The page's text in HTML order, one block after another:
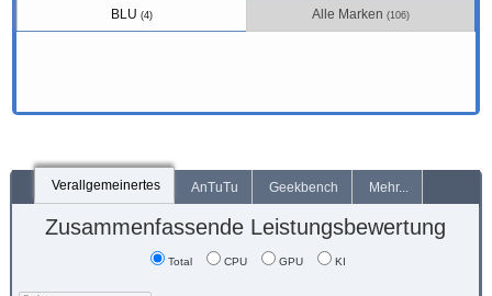
BLU(4) Alle Marken(106)
Verallgemeinertes AnTuTu Geekbench Mehr...
Zusammenfassende Leistungsbewertung
Total CPU GPU KI